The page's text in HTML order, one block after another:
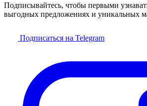
Подписывайтесь, чтобы первыми
выгодных предложениях и уникальных
Подписаться на Telegram